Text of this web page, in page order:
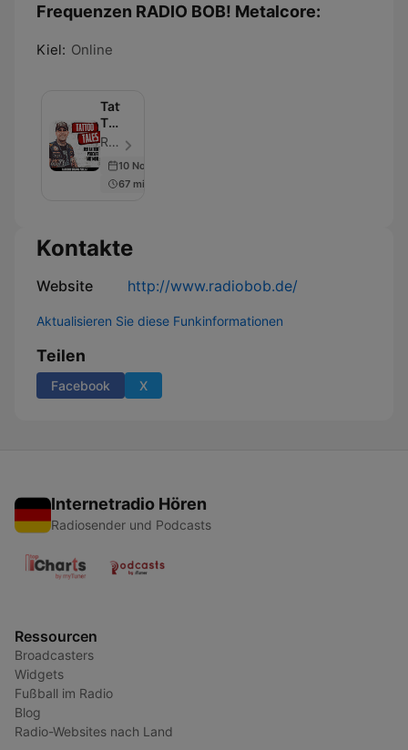
Frequenzen RADIO BOB! Metalcore:
Kiel: Online
Tattoo
Tales
–
RADIO
BOB!
RADIO BOB! - Folge 62
10 Nov 2022
67 min
Kontakte
Website http://www.radiobob.de/
Aktualisieren Sie diese Funkinformationen
Teilen
Facebook X
Internetradio Hören
Radiosender und Podcasts
Ressourcen
Broadcasters
Widgets
Fußball im Radio
Blog
Radio-Websites nach Land